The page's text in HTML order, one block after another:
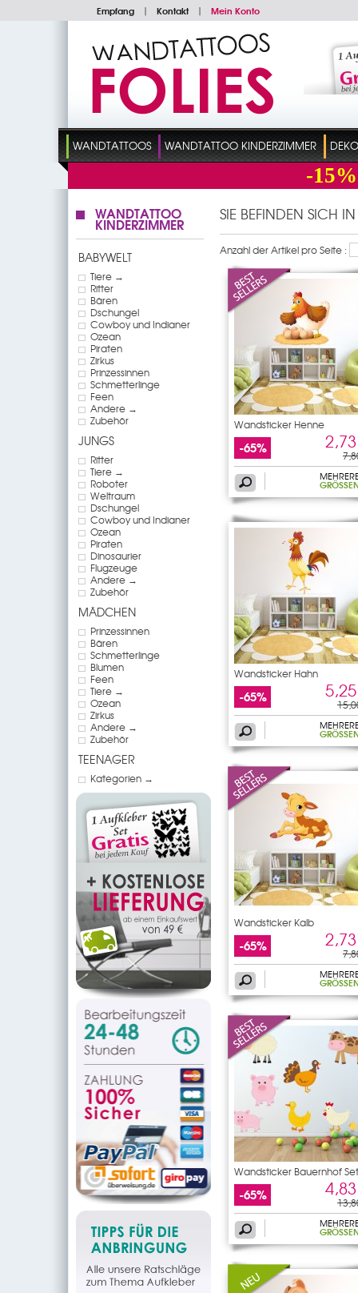
Empfang | Kontakt | Mein Konto
WANDTATTOOS WANDTATTOO KINDERZIMMER
-15%
WANDTATTOO
KINDERZIMMER
BABYWELT
Tiere →
Ritter
Bären
Dschungel
Cowboy und Indianer
Ozean
Piraten
Zirkus
Prinzessinnen
Schmetterlinge
Feen
Andere →
Zubehör
JUNGS
Ritter
Tiere →
Roboter
Weltraum
Dschungel
Cowboy und Indianer
Ozean
Piraten
Dinosaurier
Flugzeuge
Andere →
Zubehör
MÄDCHEN
Prinzessinnen
Bären
Schmetterlinge
Blumen
Feen
Tiere →
Ozean
Zirkus
Andere →
Zubehör
TEENAGER
Kategorien →
SIE BEFINDEN SICH
Anzahl der Artikel pro Seite :
Wandsticker Henne
-65%
GRÖSSEN
Wandsticker Hahn
-65%
GRÖSSEN
Wandsticker Kalb
-65%
GRÖSSEN
Wandsticker Bauernhof Set
-65%
GRÖSSEN